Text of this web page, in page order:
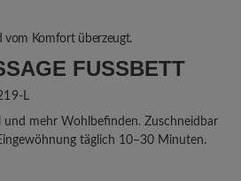
vom Komfort überzeugt.
FUSSBETT
L
und mehr Wohlbefinden. Zuschneidbar
täglich 10–30 Minuten.